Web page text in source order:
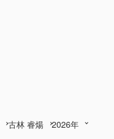
古林 睿煬 2026年